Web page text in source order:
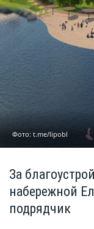
Фото: t.me/lipobl
За
набережной
подрядчик